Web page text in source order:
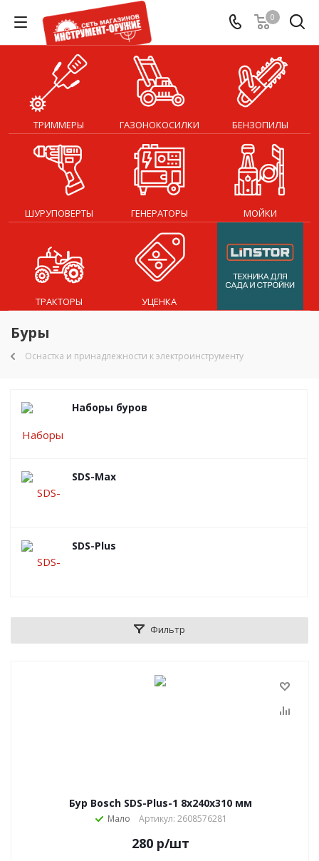
0
ТРИММЕРЫ ГАЗОНОКОСИЛКИ БЕНЗОПИЛЫ
ШУРУПОВЕРТЫ ГЕНЕРАТОРЫ МОЙКИ
ТРАКТОРЫ УЦЕНКА
Буры
Оснастка и принадлежности к электроинструменту
Наборы буров
SDS-Max
SDS-Plus
Фильтр
Бур Bosch SDS-Plus-1 8x240x310 мм
Мало Артикул: 2608576281
280р/шт